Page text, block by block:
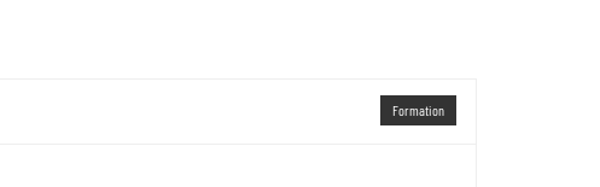
Formation